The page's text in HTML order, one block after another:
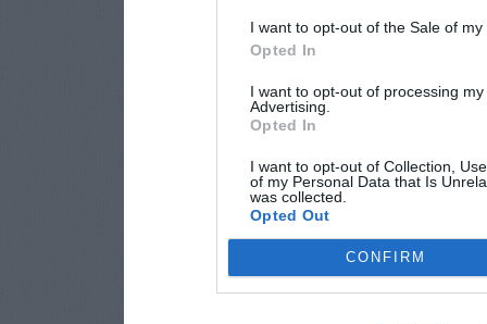
I want to opt-out of the Sale of
Opted In
I want to opt-out of processing
Advertising.
Opted In
I want to opt-out of Collection,
of my Personal Data that Is
was collected.
Opted Out
CONFIRM